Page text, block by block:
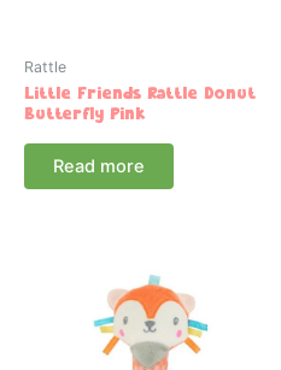
Rattle
Little Friends Rattle Donut
Butterfly Pink
Read more